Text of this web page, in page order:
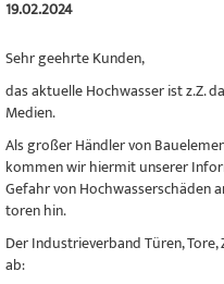
19.02.2024
Sehr geehrte Kunden,
das aktuelle Hochwasser ist z.Z.
Medien.
Als großer Händler von
kommen wir hiermit unserer
Gefahr von Hochwasserschäden
toren hin.
Der Industrieverband Türen,
ab: